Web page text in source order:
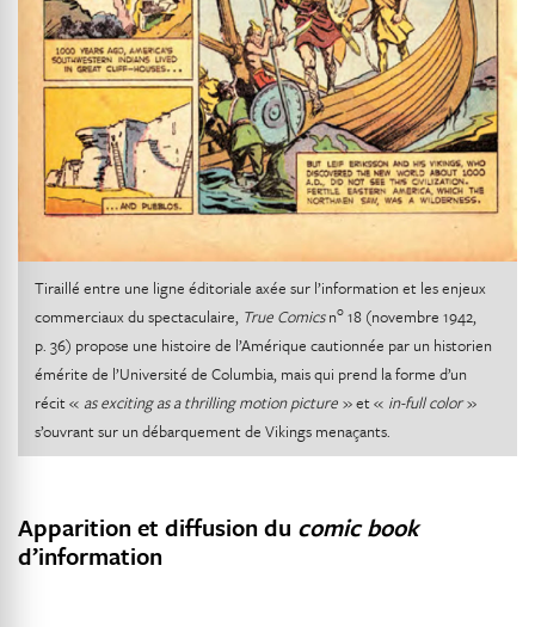
Tiraillé entre une ligne éditoriale axée sur l’information et les enjeux
commerciaux du spectaculaire, True Comicsno18 (novembre 1942,
p. 36) propose une histoire de l’Amérique cautionnée par un historien
émérite de l’Université de Columbia, mais qui prend la forme d’un
récit « as exciting as a thrilling motion picture » et « in-full color»
s’ouvrant sur un débarquement de Vikings menaçants.
Apparition et diffusion du comic book
d’information